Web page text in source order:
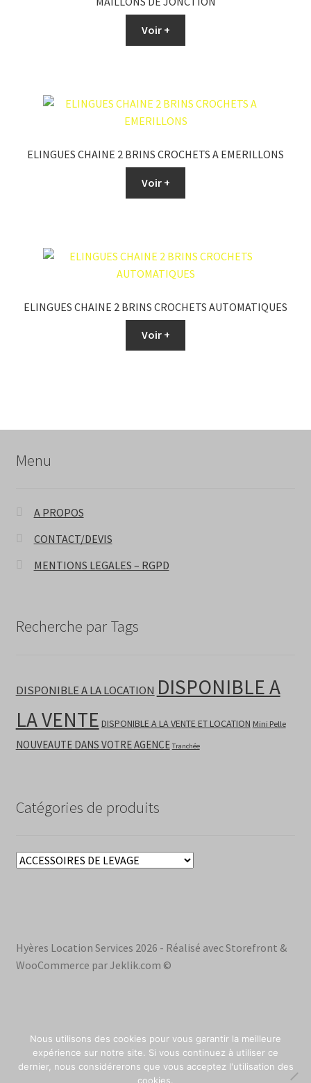
Voir +
ELINGUES CHAINE 2 BRINS CROCHETS A EMERILLONS
Voir +
ELINGUES CHAINE 2 BRINS CROCHETS AUTOMATIQUES
Voir +
Menu
A PROPOS
CONTACT/DEVIS
MENTIONS LEGALES – RGPD
Recherche par Tags
DISPONIBLE A LA LOCATION DISPONIBLE A
LA VENTE DISPONIBLE A LA VENTE ET LOCATION Mini Pelle
NOUVEAUTE DANS VOTRE AGENCE Tranchée
Catégories de produits
Hyères Location Services 2026 - Réalisé avec Storefront &
WooCommerce par Jeklik.com ©
Nous utilisons des cookies pour vous garantir la meilleure
expérience sur notre site. Si vous continuez à utiliser ce
dernier, nous considérerons que vous acceptez l'utilisation des
cookies.